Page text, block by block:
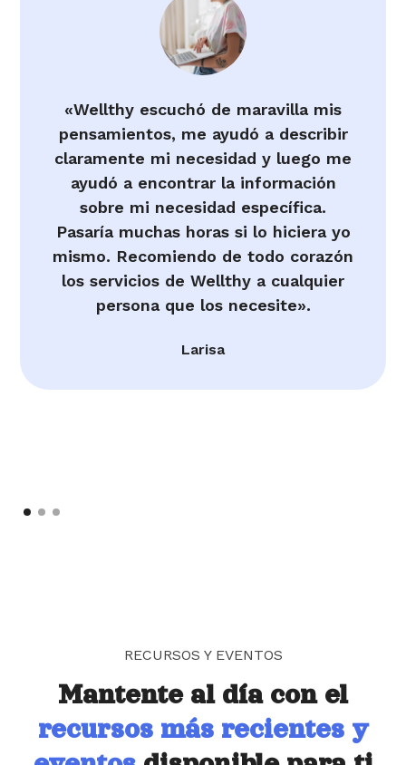
«Wellthy escuchó de maravilla mis
pensamientos, me ayudó a describir
claramente mi necesidad y luego me
ayudó a encontrar la información
sobre mi necesidad específica.
Pasaría muchas horas si lo hiciera yo
mismo. Recomiendo de todo corazón
los servicios de Wellthy a cualquier
persona que los necesite».
Larisa
RECURSOS Y EVENTOS
Mantente al día con el
recursos más recientes y